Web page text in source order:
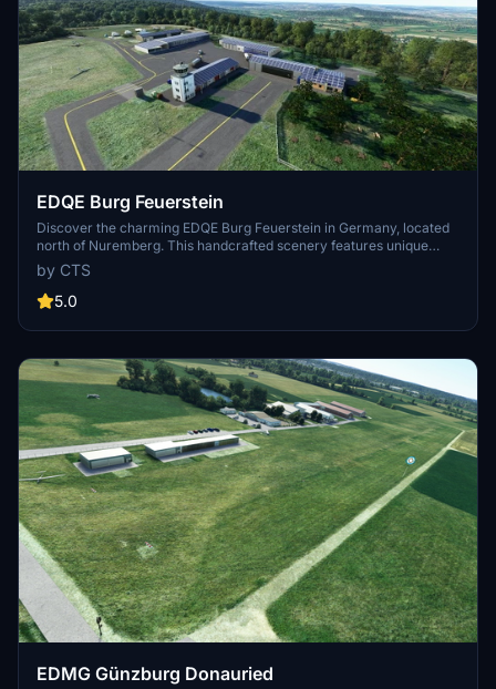
EDQE Burg Feuerstein
Discover the charming EDQE Burg Feuerstein in Germany, located
north of Nuremberg. This handcrafted scenery features unique
buildings and fictional night lighting for an immersive experience.
Credits to Wolfgang for the picturesque visuals and Rolf for the
valuable input. Reach new heights in your flights at this
by CTS
5.0
EDMG Günzburg Donauried